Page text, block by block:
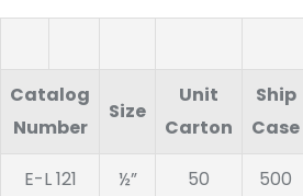
Catalog
Number
Size
Unit
Carton
Ship
Case
E-L 121 ½” 50 500